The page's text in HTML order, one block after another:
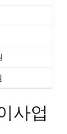
사업